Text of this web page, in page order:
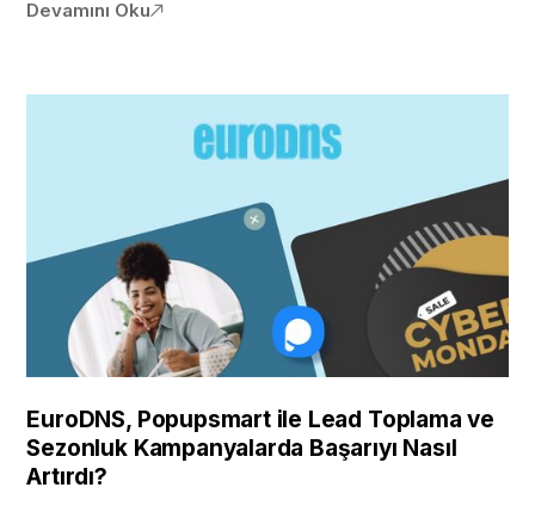
Devamını Oku
EuroDNS, Popupsmart ile Lead Toplama ve
Sezonluk Kampanyalarda Başarıyı Nasıl
Artırdı?